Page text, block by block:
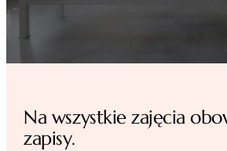
Na wszystkie zajęcia
zapisy.